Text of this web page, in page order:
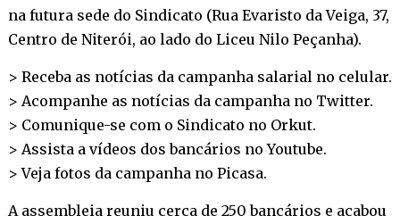
na futura sede do Sindicato (Rua Evaristo da Veiga, 37,
Centro de Niterói, ao lado do Liceu Nilo Peçanha).
> Receba as notícias da campanha salarial no celular.
> Acompanhe as notícias da campanha no Twitter.
> Comunique-se com o Sindicato no Orkut.
> Assista a vídeos dos bancários noYoutube.
> Veja fotos da campanha no Picasa.
A assembleia reuniu cerca de 250 bancários e acabou